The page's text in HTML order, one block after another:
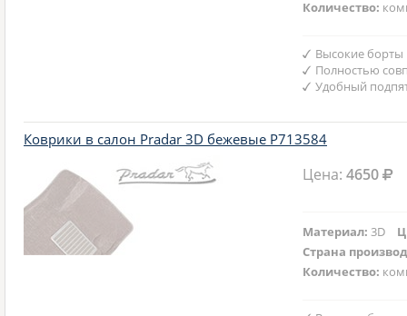
Количество:
Высокие борты
Полностью
Удобный
Коврики в салон Pradar 3D бежевые P713584
Цена:4650
Материал:3D
Страна
Количество: